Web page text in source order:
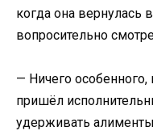
когда она вернулась
вопросительно
— Ничего
пришёл
удерживать